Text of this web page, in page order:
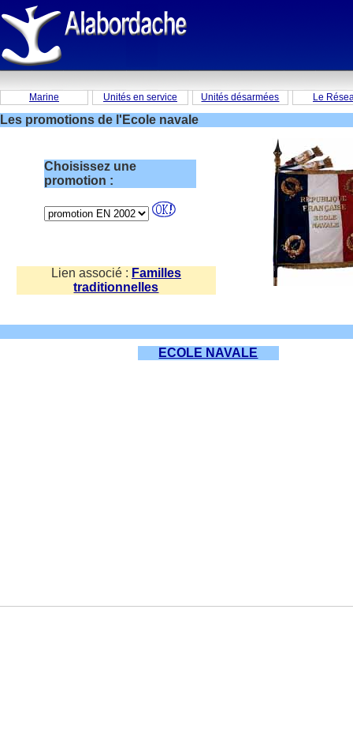
Marine Unités en service Unités désarmées Le
Les promotions de l'Ecole navale
Choisissez une
promotion :
Lien associé : Familles
traditionnelles
ECOLE NAVALE